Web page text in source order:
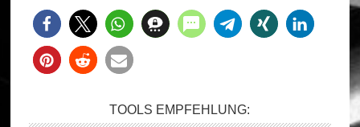
TOOLS EMPFEHLUNG: